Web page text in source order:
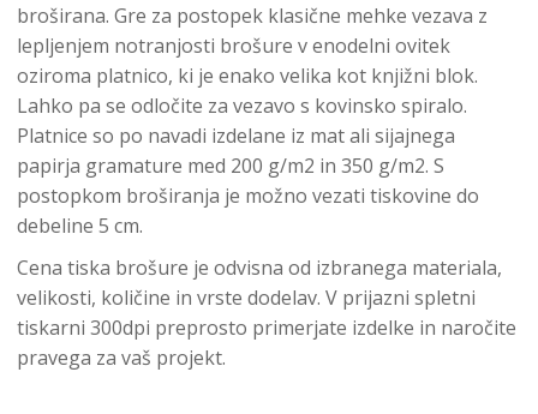
broširana. Gre za postopek klasične mehke vezava z
lepljenjem notranjosti brošure v enodelni ovitek
oziroma platnico, ki je enako velika kot knjižni blok.
Lahko pa se odločite za vezavo s kovinsko spiralo.
Platnice so po navadi izdelane iz mat ali sijajnega
papirja gramature med 200 g/m2 in 350 g/m2. S
postopkom broširanja je možno vezati tiskovine do
debeline 5 cm.
Cena tiska brošure je odvisna od izbranega materiala,
velikosti, količine in vrste dodelav. V prijazni spletni
tiskarni 300dpi preprosto primerjate izdelke in naročite
pravega za vaš projekt.